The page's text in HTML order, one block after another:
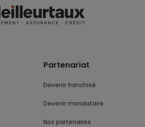
Partenariat
Devenir franchisé
Devenir mandataire
Nos partenaires